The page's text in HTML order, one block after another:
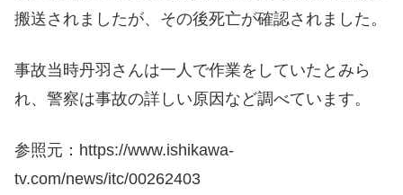
搬送されましたが、その後死亡が確認されました。
事故当時丹羽さんは一人で作業をしていたとみら
れ、警察は事故の詳しい原因など調べています。
参照元：https://www.ishikawa-
tv.com/news/itc/00262403